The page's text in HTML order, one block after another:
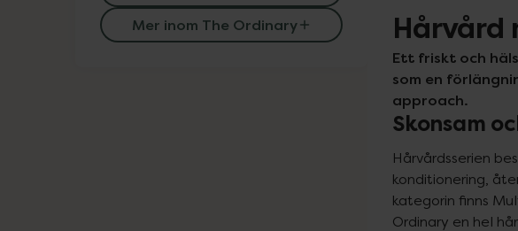
Mer inom The Ordinary
Hårvård
Ett friskt och
som en
approach.
Skonsam
Hårvårdsserien
konditionering,
kategorin finns
Ordinary en hel